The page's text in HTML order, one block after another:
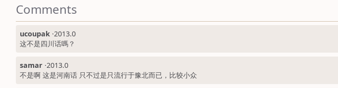
Comments
ucoupak ·2013.0
这不是四川话嗎？
samar ·2013.0
不是啊 这是河南话 只不过是只流行于豫北而已，比较小众